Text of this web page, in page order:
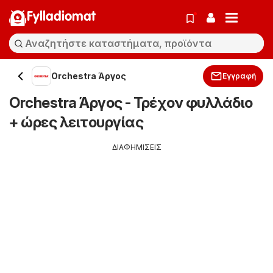
Fylladiomat
Orchestra Άργος Εγγραφή
Orchestra Άργος - Τρέχον φυλλάδιο
+ ώρες λειτουργίας
ΔΙΑΦΗΜΙΣΕΙΣ